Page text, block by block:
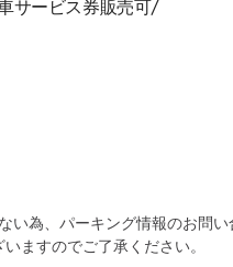
サービス券販売可/
い為、パーキング情報のお問
ますのでご了承ください。
で